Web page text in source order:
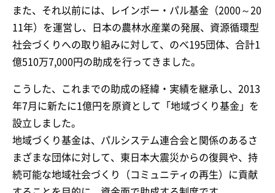
また、それ以前には、レインボー・パル基金（2000～20
11年）を運営し、日本の農林水産業の発展、資源循環型
社会づくりへの取り組みに対して、のべ195団体、合計1
億510万7,000円の助成を行ってきました。
こうした、これまでの助成の経緯・実績を継承し、2013
年7月に新たに1億円を原資として「地域づくり基金」を
設立しました。
地域づくり基金は、パルシステム連合会と関係のあるさ
まざまな団体に対して、東日本大震災からの復興や、持
続可能な地域社会づくり（コミュニティの再生）に貢献